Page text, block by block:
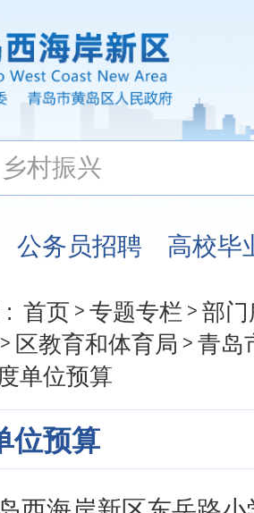
公务员招聘 高校毕
首页 > 专题专栏 > 部
> 区教育和体育局 > 青岛
单位预算
位预算